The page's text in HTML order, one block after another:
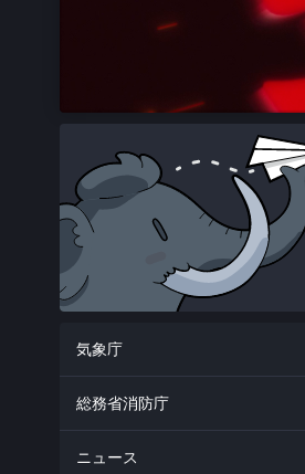
気象庁
総務省消防庁
ニュース